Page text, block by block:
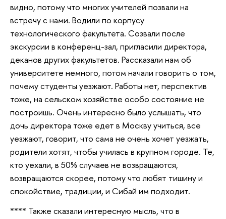
видно, потому что многих учителей позвали на
встречу с нами. Водили по корпусу
технологического факультета. Созвали после
экскурсии в конференц-зал, пригласили директора,
деканов других факультетов. Рассказали нам об
университете немного, потом начали говорить о том,
почему студенты уезжают. Работы нет, перспектив
тоже, на сельском хозяйстве особо состояние не
построишь. Очень интересно было услышать, что
дочь директора тоже едет в Москву учиться, все
уезжают, говорит, что сама не очень хочет уезжать,
родители хотят, чтобы училась в крупном городе. Те,
кто уехали, в 50% случаев не возвращаются,
возвращаются скорее, потому что любят тишину и
спокойствие, традиции, и Сибай им подходит.
**** Также сказали интересную мысль, что в